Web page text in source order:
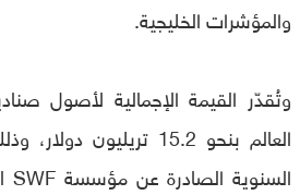
والمؤشرات الخليجية.
وتُقدّر القيمة الإجمالية لأصول
العالم بنحو 15.2